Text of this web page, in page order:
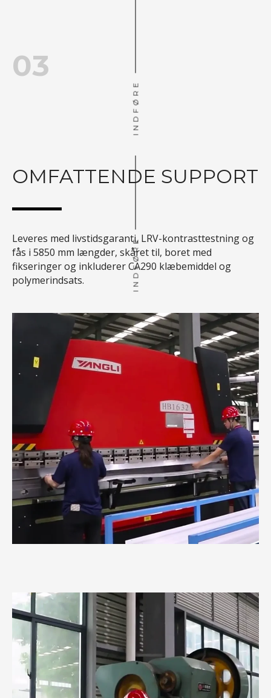
INDFØRE
03
INDFØRE
OMFATTENDE SUPPORT
Leveres med livstidsgaranti, LRV-kontrasttestning og
fås i 5850 mm længder, skåret til, boret med
fikseringer og inkluderer CA290 klæbemiddel og
polymerindsats.